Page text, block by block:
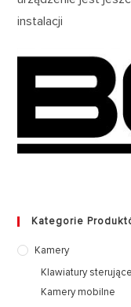
instalacji
Kategorie
Kamery
Klawiatury
Kamery mobilne